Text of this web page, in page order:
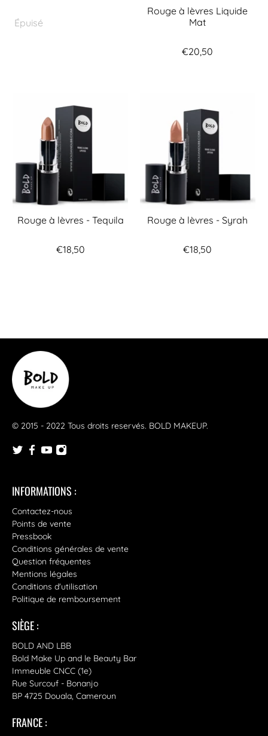
Épuisé
Rouge à lèvres Liquide
Mat
€20,50
Rouge à lèvres - Tequila
€18,50
Rouge à lèvres - Syrah
€18,50
© 2015 - 2022 Tous droits reservés. BOLD MAKEUP.
INFORMATIONS :
Contactez-nous
Points de vente
Pressbook
Conditions générales de vente
Question fréquentes
Mentions légales
Conditions d'utilisation
Politique de remboursement
SIÈGE :
BOLD AND LBB
Bold Make Up and le Beauty Bar
Immeuble CNCC (1e)
Rue Surcouf - Bonanjo
BP 4725 Douala, Cameroun
FRANCE :